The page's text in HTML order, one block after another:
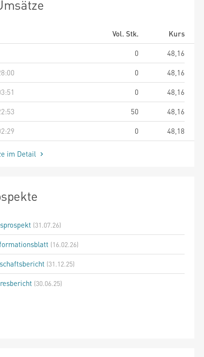
Vol. Stk.
Kurs
0
48,16
0
48,16
0
48,16
50
48,16
0 48,18
im Detail
(31.07.26)
(16.02.26)
(31.12.25)
(30.06.25)